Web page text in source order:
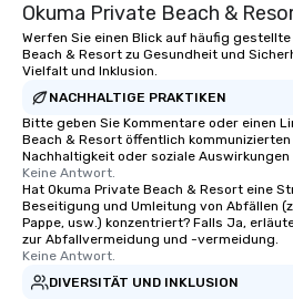
Okuma Private Beach &
Werfen Sie einen Blick auf häufig
Beach & Resort zu Gesundheit und
Vielfalt und Inklusion.
NACHHALTIGE PRAKTIKEN
Bitte geben Sie Kommentare oder einen
Beach & Resort öffentlich
Nachhaltigkeit oder soziale Auswirkungen
Keine Antwort.
Hat Okuma Private Beach & Resort eine
Beseitigung und Umleitung von Abfällen
Pappe, usw.) konzentriert? Falls Ja,
zur Abfallvermeidung und -vermeidung.
Keine Antwort.
DIVERSITÄT UND INKLUSION